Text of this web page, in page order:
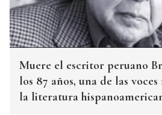
Muere el escritor peruano
los 87 años, una de las
la literatura